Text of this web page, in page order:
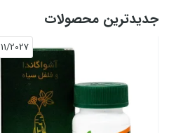
جدیدترین محصولات
11/2027